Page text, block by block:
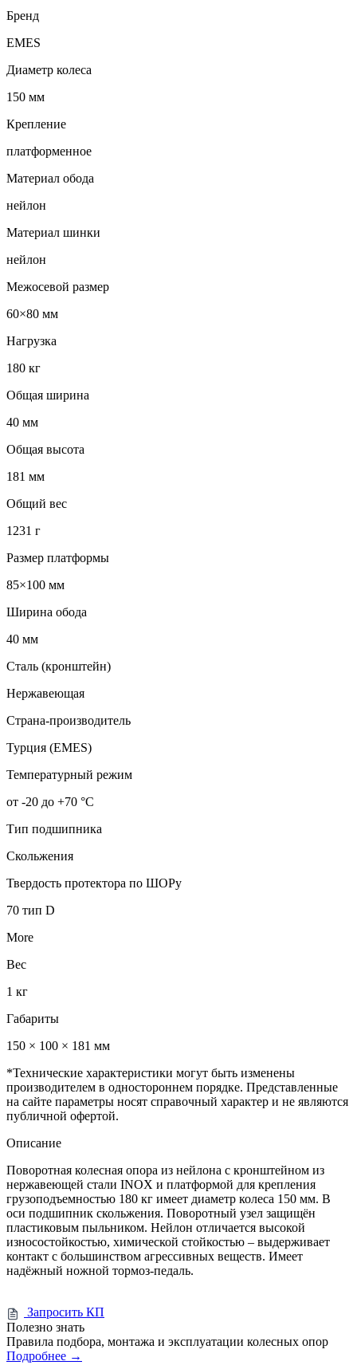
Бренд
EMES
Диаметр колеса
150 мм
Крепление
платформенное
Материал обода
нейлон
Материал шинки
нейлон
Межосевой размер
60×80 мм
Нагрузка
180 кг
Общая ширина
40 мм
Общая высота
181 мм
Общий вес
1231 г
Размер платформы
85×100 мм
Ширина обода
40 мм
Сталь (кронштейн)
Нержавеющая
Страна-производитель
Турция (EMES)
Температурный режим
от -20 до +70 °С
Тип подшипника
Скольжения
Твердость протектора по ШОРу
70 тип D
More
Вес
1 кг
Габариты
150 × 100 × 181 мм
*Технические характеристики могут быть изменены
производителем в одностороннем порядке. Представленные
на сайте параметры носят справочный характер и не являются
публичной офертой.
Описание
Поворотная колесная опора из нейлона с кронштейном из
нержавеющей стали INOX и платформой для крепления
грузоподъемностью 180 кг имеет диаметр колеса 150 мм. В
оси подшипник скольжения. Поворотный узел защищён
пластиковым пыльником. Нейлон отличается высокой
износостойкостью, химической стойкостью – выдерживает
контакт с большинством агрессивных веществ. Имеет
надёжный ножной тормоз-педаль.
Запросить КП
Полезно знать
Правила подбора, монтажа и эксплуатации колесных опор
Подробнее →